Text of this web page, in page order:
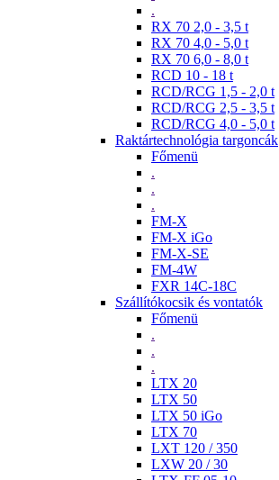
.
RX 70 2,0 - 3,5 t
RX 70 4,0 - 5,0 t
RX 70 6,0 - 8,0 t
RCD 10 - 18 t
RCD/RCG 1,5 - 2,0 t
RCD/RCG 2,5 - 3,5 t
RCD/RCG 4,0 - 5,0 t
Raktártechnológia targoncák
Főmenü
.
.
.
FM-X
FM-X iGo
FM-X-SE
FM-4W
FXR 14C-18C
Szállítókocsik és vontatók
Főmenü
.
.
.
LTX 20
LTX 50
LTX 50 iGo
LTX 70
LXT 120 / 350
LXW 20 / 30